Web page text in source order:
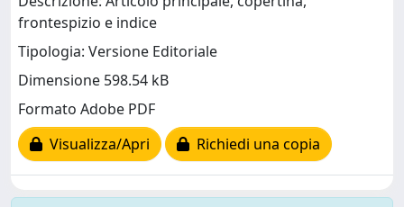
frontespizio e indice
Tipologia: Versione Editoriale
Dimensione 598.54 kB
Formato Adobe PDF
Visualizza/Apri
Richiedi una copia